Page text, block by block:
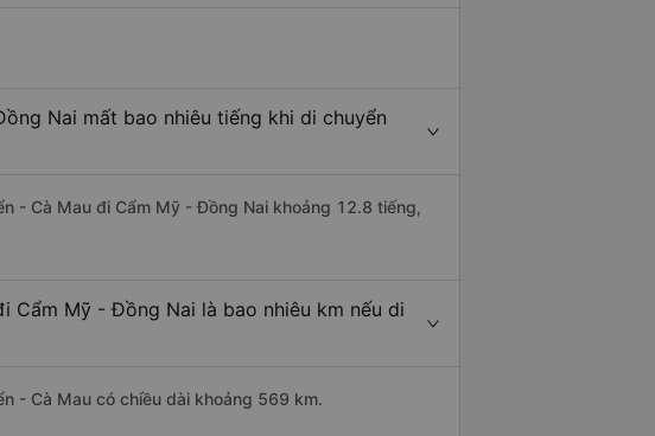
Nai mất bao nhiêu tiếng khi di chuyển
- Cà Mau đi Cẩm Mỹ - Đồng Nai khoảng 12.8 tiếng,
Cẩm Mỹ - Đồng Nai là bao nhiêu km nếu di
- Cà Mau có chiều dài khoảng 569 km.